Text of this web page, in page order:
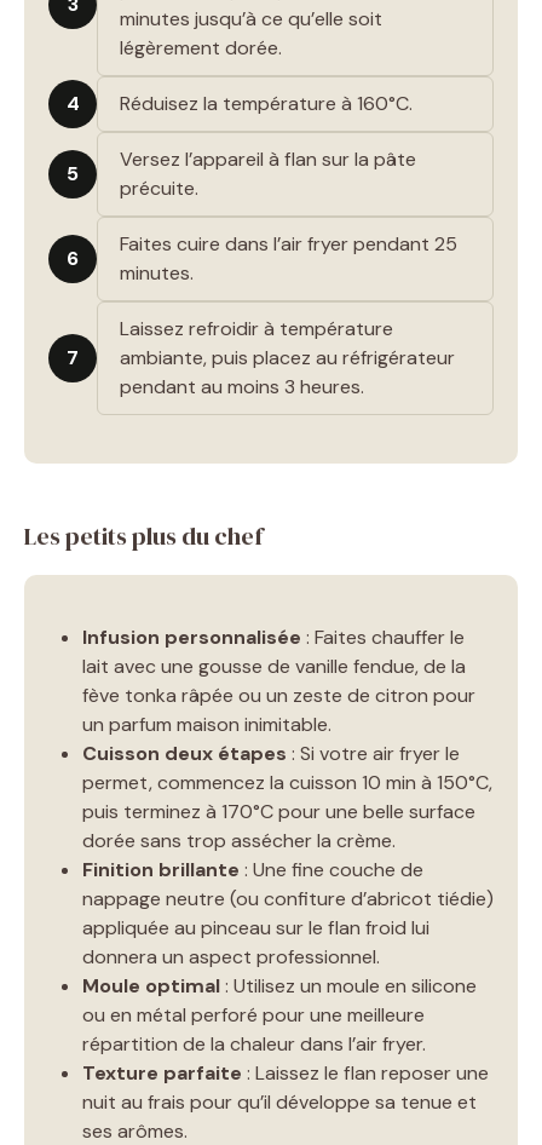
minutes jusqu’à ce qu’elle soit
légèrement dorée.
4 Réduisez la température à 160°C.
5
Versez l’appareil à flan sur la pâte
précuite.
6
Faites cuire dans l’air fryer pendant 25
minutes.
7
Laissez refroidir à température
ambiante, puis placez au réfrigérateur
pendant au moins 3 heures.
Les petits plus du chef
Infusion personnalisée : Faites chauffer le
lait avec une gousse de vanille fendue, de la
fève tonka râpée ou un zeste de citron pour
un parfum maison inimitable.
Cuisson deux étapes : Si votre air fryer le
permet, commencez la cuisson 10 min à 150°C,
puis terminez à 170°C pour une belle surface
dorée sans trop assécher la crème.
Finition brillante : Une fine couche de
nappage neutre (ou confiture d’abricot tiédie)
appliquée au pinceau sur le flan froid lui
donnera un aspect professionnel.
Moule optimal: Utilisez un moule en silicone
ou en métal perforé pour une meilleure
répartition de la chaleur dans l’air fryer.
Texture parfaite : Laissez le flan reposer une
nuit au frais pour qu’il développe sa tenue et
ses arômes.